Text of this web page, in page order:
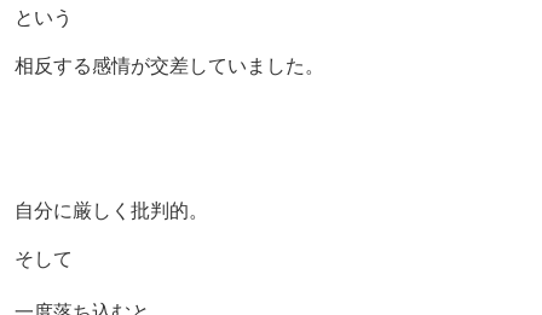
という
相反する感情が交差していました。
自分に厳しく批判的。
そして